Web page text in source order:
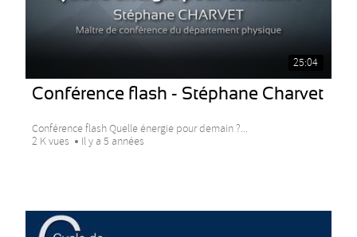
25:04
Conférence flash - Stéphane Charvet
Conférence flash Quelle énergie pour demain ?...
2 K vues
Il y a 5 années